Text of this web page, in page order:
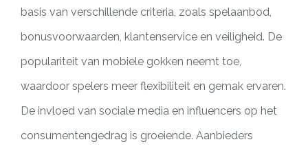
basis van verschillende criteria, zoals spelaanbod,
bonusvoorwaarden, klantenservice en veiligheid. De
populariteit van mobiele gokken neemt toe,
waardoor spelers meer flexibiliteit en gemak ervaren.
De invloed van sociale media en influencers op het
consumentengedrag is groeiende. Aanbieders